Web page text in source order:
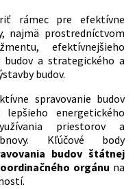
rámec pre efektívne
najmä prostredníctvom
efektívnejšieho
budov a strategického a
budov.
spravovanie budov
energetického
priestorov a
Kľúčové body
budov štátnej
orgánu na